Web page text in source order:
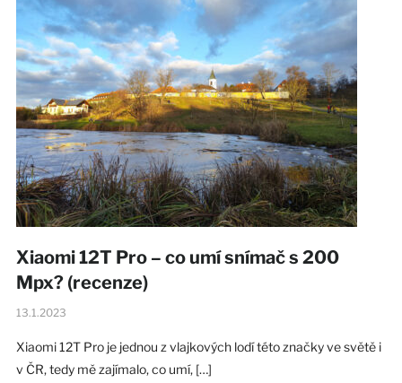
Xiaomi 12T Pro – co umí snímač s 200
Mpx? (recenze)
13.1.2023
Xiaomi 12T Pro je jednou z vlajkových lodí této značky ve světě i
v ČR, tedy mě zajímalo, co umí, […]